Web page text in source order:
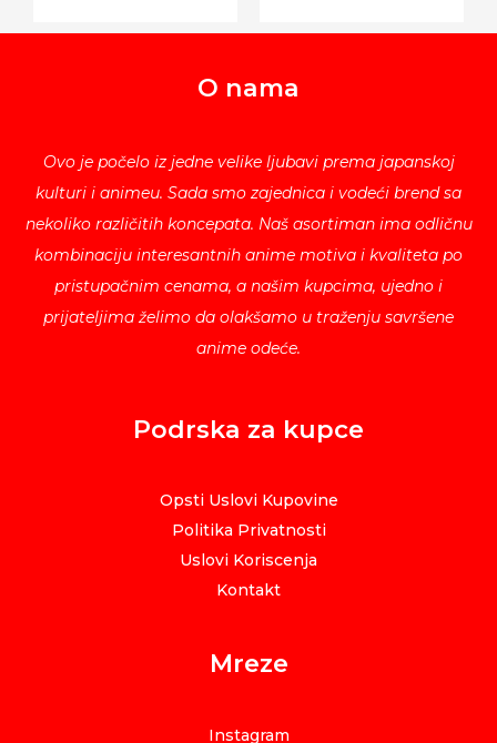
O nama
Ovo je počelo iz jedne velike ljubavi prema japanskoj
kulturi i animeu. Sada smo zajednica i vodeći brend sa
nekoliko različitih koncepata. Naš asortiman ima odličnu
kombinaciju interesantnih anime motiva i kvaliteta po
pristupačnim cenama, a našim kupcima, ujedno i
prijateljima želimo da olakšamo u traženju savršene
anime odeće.
Podrska za kupce
Opsti Uslovi Kupovine
Politika Privatnosti
Uslovi Koriscenja
Kontakt
Mreze
Instagram